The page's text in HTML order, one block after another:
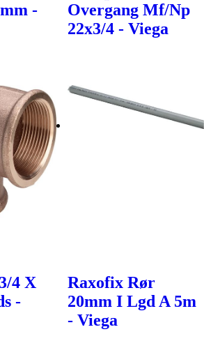
-
Overgang Mf/Np
22x3/4 - Viega
4 X
-
Raxofix Rør
20mm I Lgd A 5m
- Viega